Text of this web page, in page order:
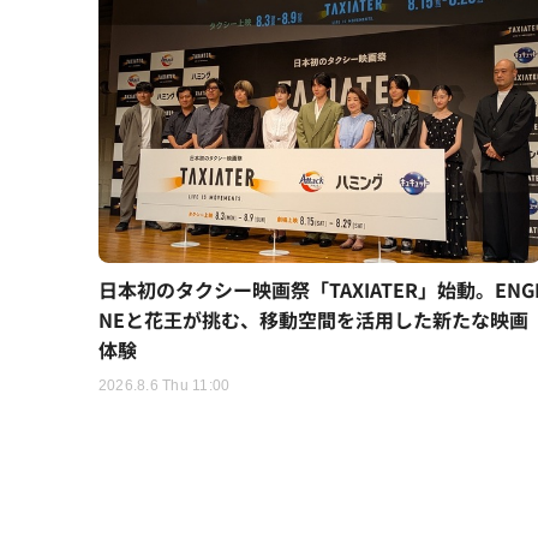
日本初のタクシー映画祭「TAXIATER」始動。
NEと花王が挑む、移動空間を活用した新たな映画
体験
2026.8.6 Thu 11:00